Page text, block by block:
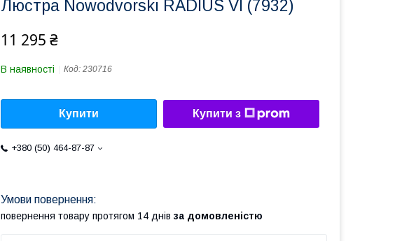
Люстра Nowodvorski RADIUS VI (7932)
11 295 ₴
В наявності Код: 230716
Купити Купити з
+380 (50) 464-87-87
повернення товару протягом 14 днів за домовленістю